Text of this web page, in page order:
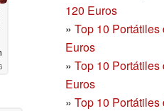
120 Euros
» Top 10
Euros
» Top 10
Euros
» Top 10